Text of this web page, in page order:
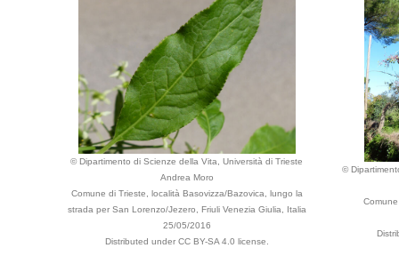
© Dipartimento di Scienze della Vita, Università di Trieste
Andrea Moro
Comune di Trieste, località Basovizza/Bazovica, lungo la
strada per San Lorenzo/Jezero, Friuli Venezia Giulia, Italia
25/05/2016
Distributed under CC BY-SA 4.0 license.
©